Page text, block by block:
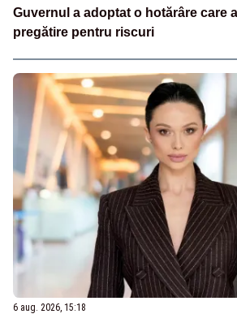
Guvernul a adoptat o hotărâre care
pregătire pentru riscuri
6 aug. 2026, 15:18